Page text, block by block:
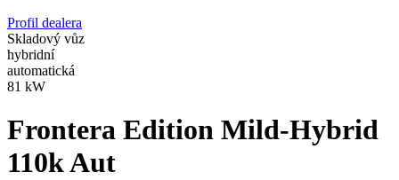
Profil dealera
Skladový vůz
hybridní
automatická
81 kW
Frontera Edition Mild-Hybrid
110k Aut